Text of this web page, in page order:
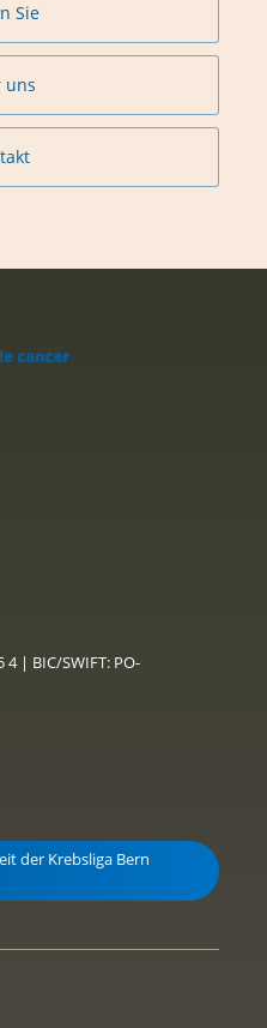
Sie
uns
4 | BIC/SWIFT: PO-
der Krebsliga Bern